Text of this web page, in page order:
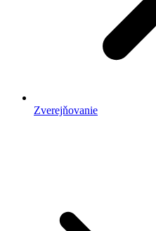
Zverejňovanie